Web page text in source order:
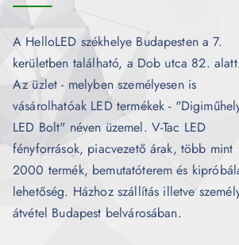
A HelloLED székhelye Budapesten a 7.
kerületben található, a Dob utca 82.
Az üzlet - melyben személyesen is
vásárolhatóak LED termékek -
LED Bolt" néven üzemel. V-Tac LED
fényforrások, piacvezető árak, több mint
2000 termék, bemutatóterem és
lehetőség. Házhoz szállítás illetve
átvétel Budapest belvárosában.